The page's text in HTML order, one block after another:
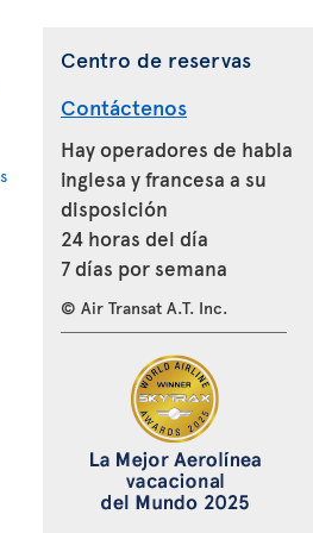
Centro de reservas
Contáctenos
Hay operadores de habla
inglesa y francesa a su
disposición
24 horas del día
7 días por semana
© Air Transat A.T. Inc.